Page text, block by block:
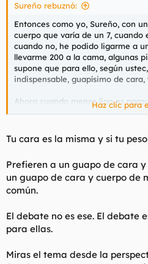
Sureño rebuznó:
Entonces como yo, Sureño, con
cuerpo que varía de un 7, cuando
cuando no, he podido ligarme a
llevarme 200 a la cama, algunas
supone que para ello, según
indispensable, guapísimo de cara,
Ahora cuando menos ligo es
casualidad... Y siempre ha sido
Haz clic para
Tu cara es la misma y si tu
Prefieren a un guapo de cara
un guapo de cara y cuerpo de
común.
El debate no es ese. El debate
para ellas.
Miras el tema desde la